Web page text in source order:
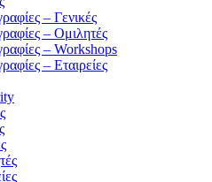
– Γενικές
– Ομιλητές
– Workshops
– Εταιρείες